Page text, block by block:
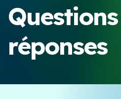
La violence dans le couple
Ressources & Campagnes
Questions et
réponses